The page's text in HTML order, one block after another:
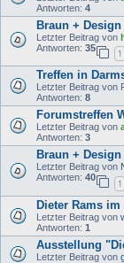
Antworten: 4
Braun + Design
Letzter Beitrag von
Antworten: 35
1
Treffen in
Letzter Beitrag von
Antworten: 8
Forumstreffen
Letzter Beitrag von
Antworten: 3
Braun +
Letzter Beitrag von
Antworten: 40
1
Dieter Rams
Letzter Beitrag von
Antworten: 1
Ausstellung
Letzter Beitrag von